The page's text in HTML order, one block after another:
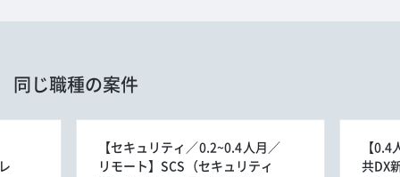
同じ職種の案件
【セキュリティ／0.2~0.4人月／
リモート】SCS（セキュリティ
【
共DX